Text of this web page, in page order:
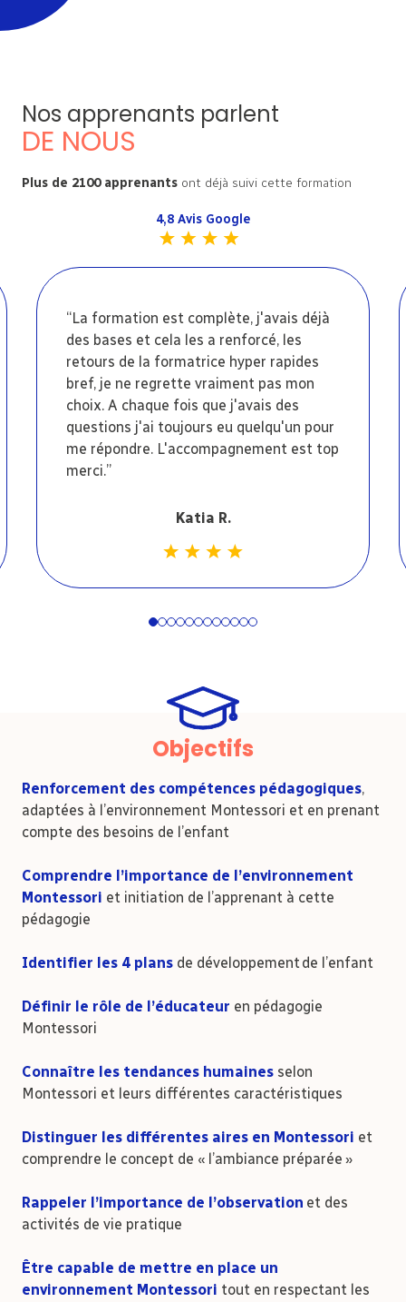
Nos apprenants parlent
DE NOUS
Plus de 2100 apprenants ont déjà suivi cette formation
4,8 Avis Google
“La formation est complète, j'avais déjà
des bases et cela les a renforcé, les
retours de la formatrice hyper rapides
bref, je ne regrette vraiment pas mon
choix. A chaque fois que j'avais des
questions j'ai toujours eu quelqu'un pour
me répondre. L'accompagnement est top
merci.”
Katia R.
1234567891011
12
Objectifs
Renforcement des compétences pédagogiques,
adaptées à l’environnement Montessori et en prenant
compte des besoins de l’enfant
Comprendre l’importance de l’environnement
Montessori et initiation de l’apprenant à cette
pédagogie
Identifier les 4 plans de développement de l’enfant
Définir le rôle de l’éducateur en pédagogie
Montessori
Connaître les tendances humaines selon
Montessori et leurs différentes caractéristiques
Distinguer les différentes aires en Montessori et
comprendre le concept de « l’ambiance préparée »
Rappeler l’importance de l’observation et des
activités de vie pratique
Être capable de mettre en place un
environnement Montessori tout en respectant les